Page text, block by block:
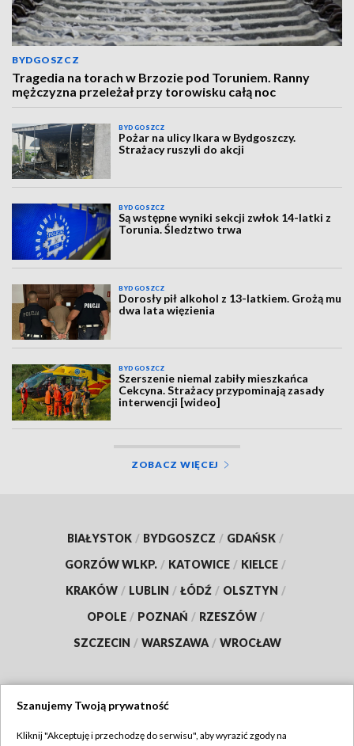
BYDGOSZCZ
Tragedia na torach w Brzozie pod Toruniem. Ranny
mężczyzna przeleżał przy torowisku całą noc
BYDGOSZCZ
Pożar na ulicy Ikara w Bydgoszczy.
Strażacy ruszyli do akcji
BYDGOSZCZ
Są wstępne wyniki sekcji zwłok 14-latki z
Torunia. Śledztwo trwa
BYDGOSZCZ
Dorosły pił alkohol z 13-latkiem. Grożą mu
dwa lata więzienia
BYDGOSZCZ
Szerszenie niemal zabiły mieszkańca
Cekcyna. Strażacy przypominają zasady
interwencji [wideo]
ZOBACZ WIĘCEJ
BIAŁYSTOK / BYDGOSZCZ / GDAŃSK /
GORZÓW WLKP. / KATOWICE / KIELCE /
KRAKÓW / LUBLIN / ŁÓDŹ / OLSZTYN /
OPOLE / POZNAŃ / RZESZÓW /
SZCZECIN / WARSZAWA / WROCŁAW
Szanujemy Twoją prywatność
Kliknij "Akceptuję i przechodzę do serwisu", aby wyrazić zgody na